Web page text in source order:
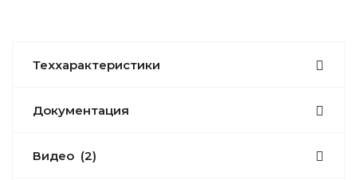
Теххарактеристики
Документация
Видео (2)